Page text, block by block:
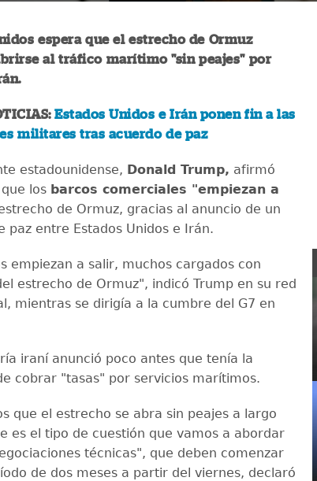
espera que el estrecho de Ormuz
al tráfico marítimo "sin peajes" por
Estados Unidos e Irán ponen fin a las
militares tras acuerdo de paz
estadounidense, Donald Trump, afirmó
los barcos comerciales "empiezan a
de Ormuz, gracias al anuncio de un
paz entre Estados Unidos e Irán.
empiezan a salir, muchos cargados con
estrecho de Ormuz", indicó Trump en su red
mientras se dirigía a la cumbre del G7 en
iraní anunció poco antes que tenía la
cobrar "tasas" por servicios marítimos.
que el estrecho se abra sin peajes a largo
es el tipo de cuestión que vamos a abordar
técnicas", que deben comenzar
de dos meses a partir del viernes, declaró